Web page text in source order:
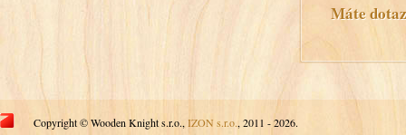
Máte
Copyright © Wooden Knight s.r.o., IZON s.r.o., 2011 - 2026.